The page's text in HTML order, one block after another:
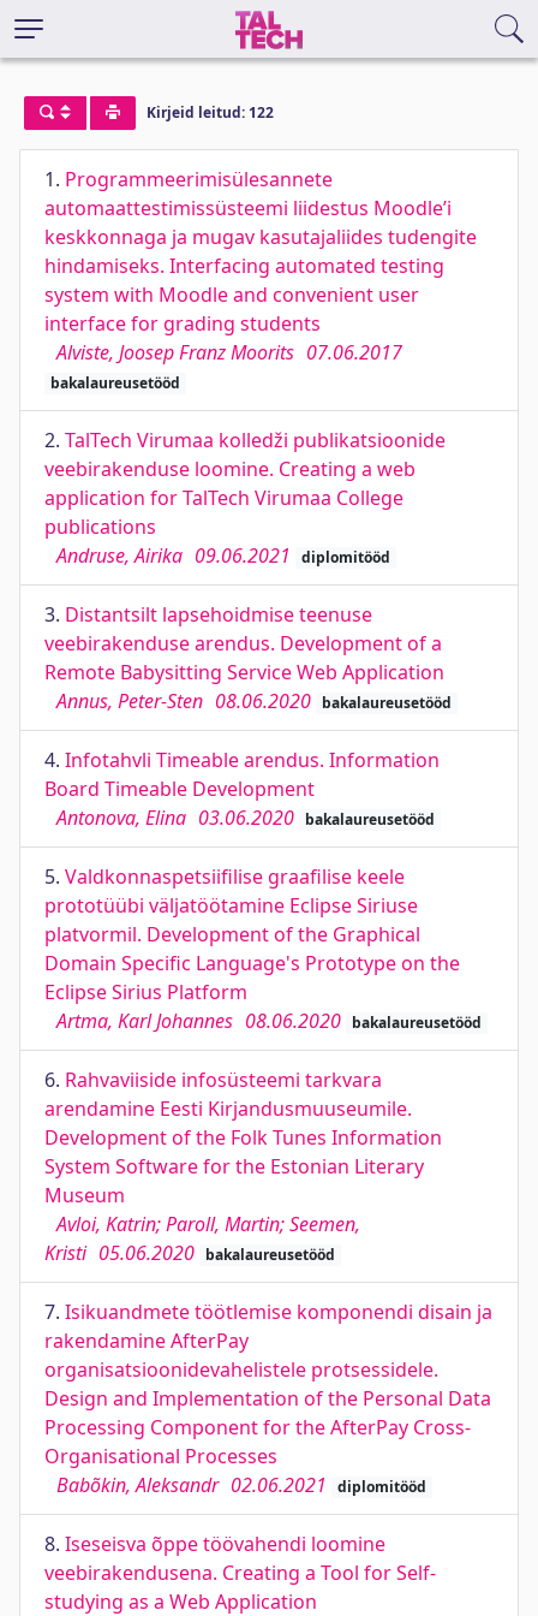
Kirjeid leitud: 122
1. Programmeerimisülesannete
automaattestimissüsteemi liidestus Moodle’i
keskkonnaga ja mugav kasutajaliides tudengite
hindamiseks. Interfacing automated testing
system with Moodle and convenient user
interface for grading students
Alviste, Joosep Franz Moorits 07.06.2017
bakalaureusetööd
2. TalTech Virumaa kolledži publikatsioonide
veebirakenduse loomine. Creating a web
application for TalTech Virumaa College
publications
Andruse, Airika 09.06.2021 diplomitööd
3. Distantsilt lapsehoidmise teenuse
veebirakenduse arendus. Development of a
Remote Babysitting Service Web Application
Annus, Peter-Sten 08.06.2020 bakalaureusetööd
4. Infotahvli Timeable arendus. Information
Board Timeable Development
Antonova, Elina 03.06.2020 bakalaureusetööd
5. Valdkonnaspetsiifilise graafilise keele
prototüübi väljatöötamine Eclipse Siriuse
platvormil. Development of the Graphical
Domain Specific Language's Prototype on the
Eclipse Sirius Platform
Artma, Karl Johannes 08.06.2020 bakalaureusetööd
6. Rahvaviiside infosüsteemi tarkvara
arendamine Eesti Kirjandusmuuseumile.
Development of the Folk Tunes Information
System Software for the Estonian Literary
Museum
Avloi, Katrin; Paroll, Martin; Seemen,
Kristi 05.06.2020 bakalaureusetööd
7. Isikuandmete töötlemise komponendi disain ja
rakendamine AfterPay
organisatsioonidevahelistele protsessidele.
Design and Implementation of the Personal Data
Processing Component for the AfterPay Cross-
Organisational Processes
Babõkin, Aleksandr 02.06.2021 diplomitööd
8. Iseseisva õppe töövahendi loomine
veebirakendusena. Creating a Tool for Self-
studying as a Web Application